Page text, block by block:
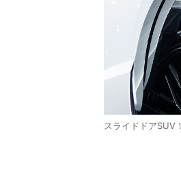
スライドドアSUV！